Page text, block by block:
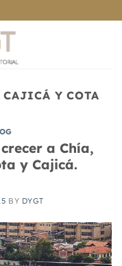
CAJICÁ Y COTA
a Chía,
y Cajicá.
BY DYGT